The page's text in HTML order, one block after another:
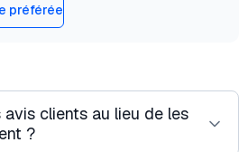
préférée
clients au lieu de les
?